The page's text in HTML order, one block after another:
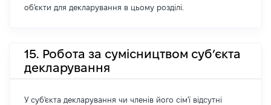
об'єкти для декларування в цьому розділі.
15. Робота за сумісництвом суб’єкта
декларування
У суб'єкта декларування чи членів його сім'ї відсутні